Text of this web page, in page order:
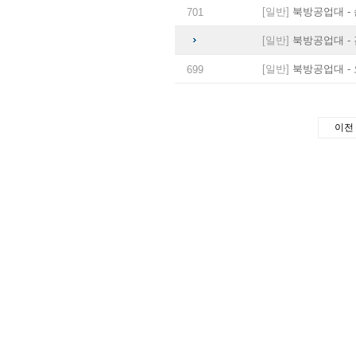
701 [일반] 북방공업대 -
[일반] 북방공업대 -
699 [일반] 북방공업대 -
이전